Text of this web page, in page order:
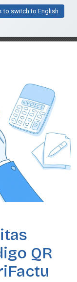
to switch to English
QR